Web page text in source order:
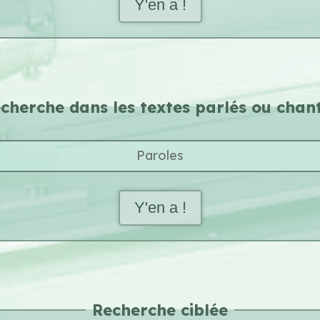
Y'en a !
dans lestextes parlés ou
Y'en a !
Recherche ciblée